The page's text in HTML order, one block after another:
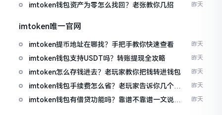
imtoken钱包资产为零怎么找回？老张教你几招 昨天
imtoken唯一官网
imtoken提币地址在哪找？手把手教你快速查看 昨天
imtoken钱包支持USDT吗？转账提现全攻略 昨天
imtoken怎么存钱进去？老玩家教你把钱转进钱包 昨天
imtoken钱包手续费怎么省？老玩家告诉你几个实
在招
昨天
imtoken钱包有借贷功能吗？靠谱不靠谱一文说清
昨天